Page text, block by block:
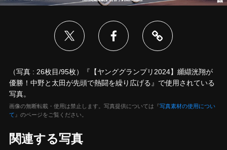
（写真 : 26枚目/95枚）『【ヤンググランプリ2024】纐纈洸翔が
優勝！中野と太田が先頭で熱闘を繰り広げる』で使用されている
写真。
画像の無断転載・使用は禁止します。写真提供については『写真素材の使用につい
て 』のページをご覧ください。
関連する写真